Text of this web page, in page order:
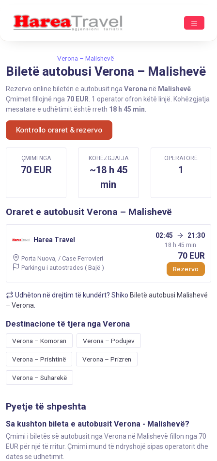
Verona – Malishevë
Biletë autobusi Verona – Malishevë
Rezervo online biletën e autobusit nga Verona në Malishevë
Çmimet fillojnë nga 70 EUR . 1 operator ofron këtë linjë. Kohëzgjatja
mesatare e udhëtimit është rreth 18 h 45 min
Kontrollo oraret & rezervo
ÇMIMI NGA
70 EUR
KOHËZGJATJA
~18 h 45
min
OPERATORË
1
Oraret e autobusit Verona – Malishevë
Harea Travel
02:45 21:30
18 h 45 min
Porta Nuova, / Case Ferrovieri
Parkingu i autostrades ( Bajë )
70 EUR
Rezervo
Udhëton në drejtim të kundërt? Shiko Biletë autobusi Malishevë
– Verona
Destinacione të tjera nga Verona
Verona – Komoran Verona – Podujev
Verona – Prishtinë Verona – Prizren
Verona – Suharekë
Pyetje të shpeshta
Sa kushton bileta e autobusit Verona - Malishevë?
Çmimi i biletës së autobusit nga Verona në Malishevë fillon nga 70
EUR për një të rritur. Çmimi mund të ndryshojë sipas operatorit dhe
datës së udhëtimit.